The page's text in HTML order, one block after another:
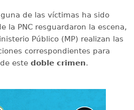
de las víctimas ha sido
la PNC resguardaron la escena,
Público (MP) realizan las
correspondientes para
este doble crimen.